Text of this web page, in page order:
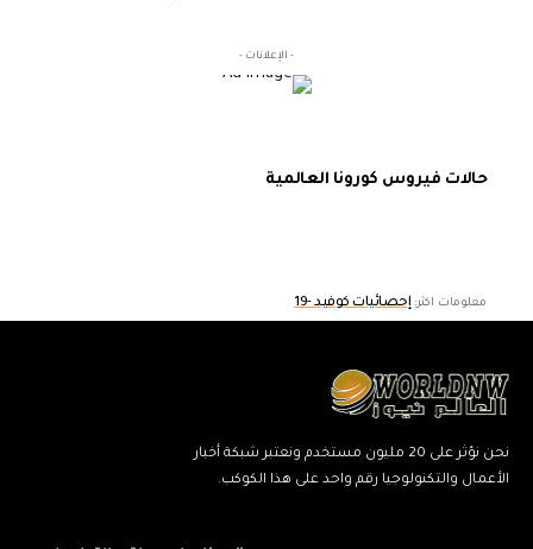
- الإعلانات -
حالات فيروس كورونا العالمية
معلومات اكثر: إحصائيات كوفيد -19
نحن نؤثر على 20 مليون مستخدم ونعتبر شبكة أخبار
الأعمال والتكنولوجيا رقم واحد على هذا الكوكب.